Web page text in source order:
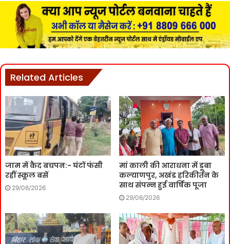
Related Articles
जाम में कैद बचपन:- घंटों फंसी
रहीं स्कूल बसें
29/06/2026
मां काली की आराधना में डूबा
कल्याणपुर, अखंड हरिकीर्तन के
साथ संपन्न हुई वार्षिक पूजा
29/06/2026